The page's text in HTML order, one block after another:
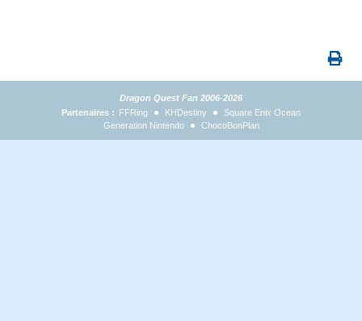
Dragon Quest Fan 2006-2026
Partenaires : FFRing KHDestiny
Square Enix Ocean
Generation Nintendo
ChocoBonPlan